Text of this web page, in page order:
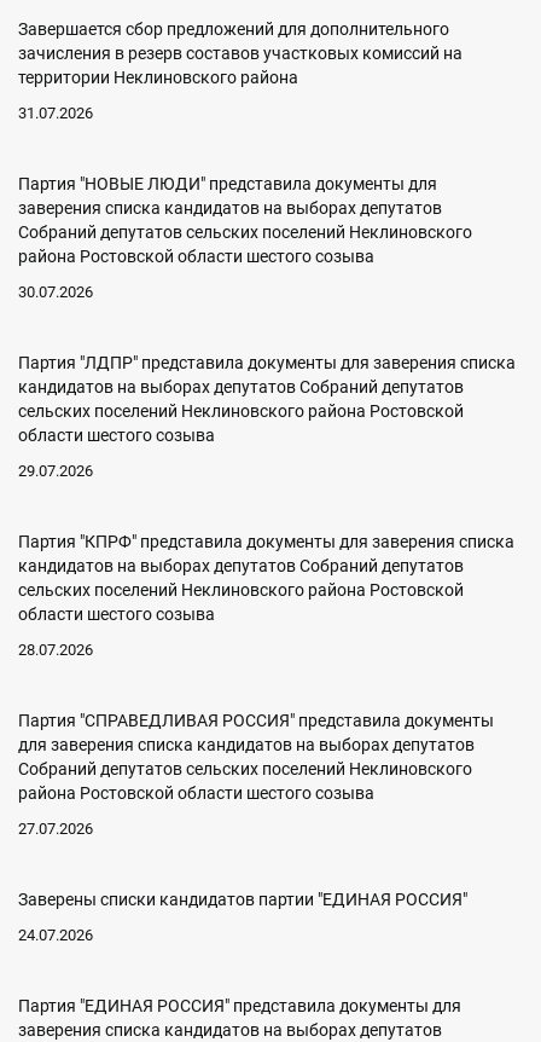
Завершается сбор предложений для дополнительного
зачисления в резерв составов участковых комиссий на
территории Неклиновского района
31.07.2026
Партия "НОВЫЕ ЛЮДИ" представила документы для
заверения списка кандидатов на выборах депутатов
Собраний депутатов сельских поселений Неклиновского
района Ростовской области шестого созыва
30.07.2026
Партия "ЛДПР" представила документы для заверения списка
кандидатов на выборах депутатов Собраний депутатов
сельских поселений Неклиновского района Ростовской
области шестого созыва
29.07.2026
Партия "КПРФ" представила документы для заверения списка
кандидатов на выборах депутатов Собраний депутатов
сельских поселений Неклиновского района Ростовской
области шестого созыва
28.07.2026
Партия "СПРАВЕДЛИВАЯ РОССИЯ" представила документы
для заверения списка кандидатов на выборах депутатов
Собраний депутатов сельских поселений Неклиновского
района Ростовской области шестого созыва
27.07.2026
Заверены списки кандидатов партии "ЕДИНАЯ РОССИЯ"
24.07.2026
Партия "ЕДИНАЯ РОССИЯ" представила документы для
заверения списка кандидатов на выборах депутатов